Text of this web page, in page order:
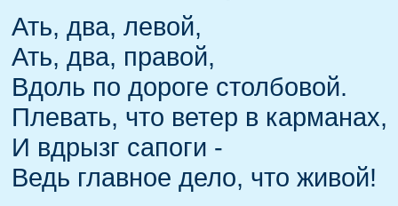
Ать, два, левой,
Ать, два, правой,
Вдоль по дороге столбовой.
Плевать, что ветер в карманах,
И вдрызг сапоги -
Ведь главное дело, что живой!